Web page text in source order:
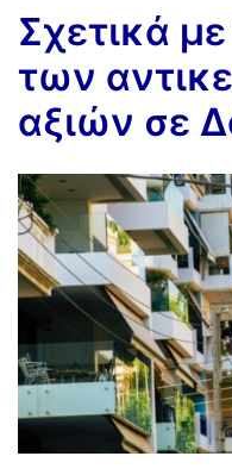
Σχετικά
των
αξιών σε